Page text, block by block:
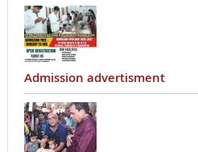
Admission advertisment